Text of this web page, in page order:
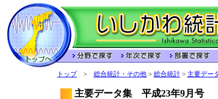
トップ> 総合統計・その他 > 総合統計 > 主要デー
主要データ集 平成23年9月号